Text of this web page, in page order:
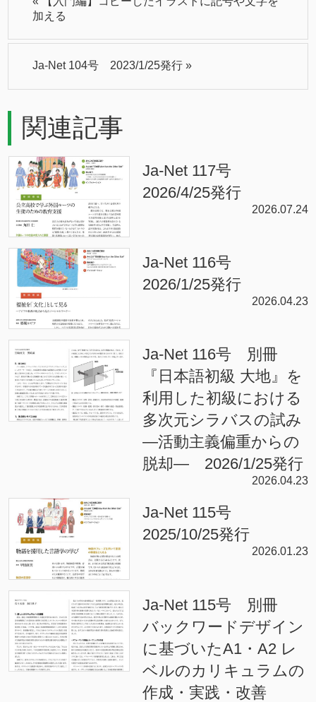
加える
Ja-Net 104号 2023/1/25発行 »
関連記事
Ja-Net 117号
2026/4/25発行
2026.07.24
Ja-Net 116号
2026/1/25発行
2026.04.23
Ja-Net 116号 別冊
『日本語初級 大地』を
利用した初級における
多次元シラバスの試み
—活動主義偏重からの
脱却— 2026/1/25発行
2026.04.23
Ja-Net 115号
2025/10/25発行
2026.01.23
Ja-Net 115号 別冊
バックワードデザイン
に基づいたA1・A2 レ
ベルのカリキュラムの
作成・実践・改善